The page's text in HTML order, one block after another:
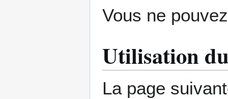
Vous ne
Utilisation
La page